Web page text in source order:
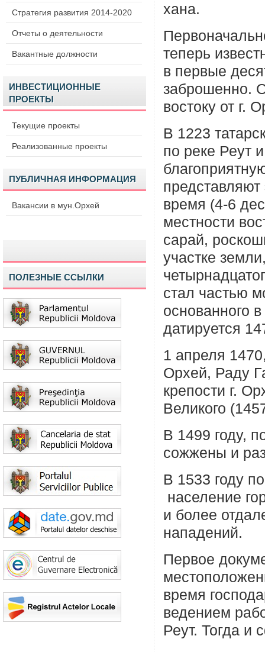
Стратегия развития 2014-2020
Отчеты о деятельности
Вакантные должности
ИНВЕСТИЦИОННЫЕ
ПРОЕКТЫ
Текущие проекты
Реализованные проекты
ПУБЛИЧНАЯ ИНФОРМАЦИЯ
Вакансии в мун.Орхей
ПОЛЕЗНЫЕ ССЫЛКИ
хана.
теперь
в первые
заброшенно.
востоку от г.
В 1223
по реке Реут
представляют
время (4-6
местности
сарай,
участке
стал частью
основанного
датируется
1 апреля
Орхей, Раду
крепости г.
Великого
В 1499 году,
сожжены и
В 1533 году
население
и более
нападений.
Первое
время
ведением
Реут. Тогда и